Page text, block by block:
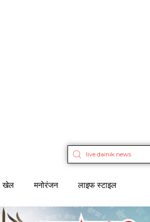
खेल मनोरंजन लाइफ स्टाइल